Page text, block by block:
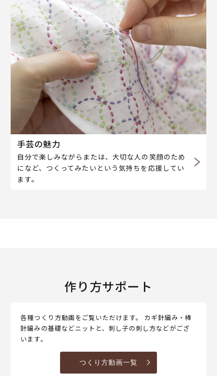
手芸の魅力
自分で楽しみながらまたは、大切な人の笑顔のため
になど、つくってみたいという気持ちを応援してい
ます。
作り方サポート
各種つくり方動画をご覧いただけます。 カギ針編み・棒
針編みの基礎などニットと、刺し子の刺し方などがござ
います。
つくり方動画一覧